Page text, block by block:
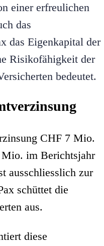
einer erfreulichen
das
das Eigenkapital der
Risikofähigkeit der
bedeutet.
CHF 7 Mio.
Mio. im Berichtsjahr
ausschliesslich zur
schüttet die
aus.
diese